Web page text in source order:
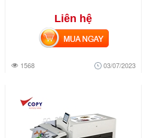
Liên hệ
1568 03/07/2023
MUA NGAY